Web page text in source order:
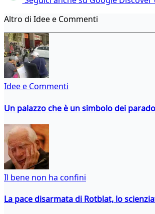
Altro di Idee e Commenti
Idee e Commenti
Un palazzo che è un simbolo dei
Il bene non ha confini
La pace disarmata di Rotblat, lo